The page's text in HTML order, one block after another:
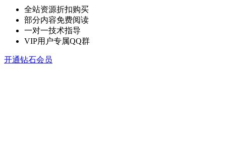
全站资源折扣购买
部分内容免费阅读
一对一技术指导
VIP用户专属QQ群
开通钻石会员